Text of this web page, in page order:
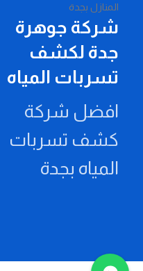
شركة جوهرة
جدة لكشف
تسربات المياه
افضل شركة
كشف تسربات
المياه بجدة